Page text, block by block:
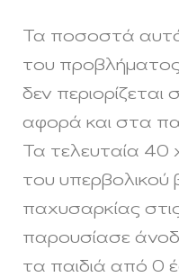
Τα ποσοστά
του
δεν περιορίζεται
αφορά και στα
Τα τελευταία 40
του υπερβολικού
παχυσαρκίας
παρουσίασε
τα παιδιά από 0